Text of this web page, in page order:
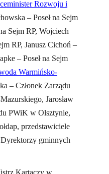
Rozwoju i
– Poseł na Sejm
Sejm RP, Wojciech
RP, Janusz Cichoń –
– Poseł na Sejm
Warmińsko-
– Członek Zarządu
Jarosław
PWiK w Olsztynie,
przedstawiciele
gminnych
Kartaczy w